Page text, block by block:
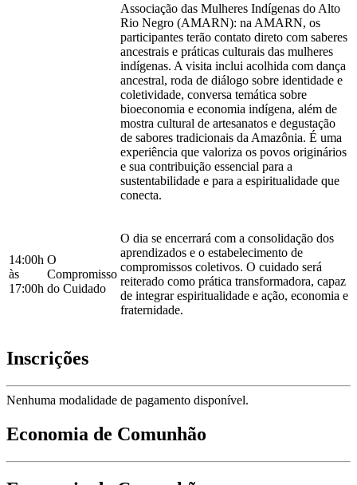
Associação das Mulheres Indígenas do Alto
Rio Negro (AMARN): na AMARN, os
participantes terão contato direto com saberes
ancestrais e práticas culturais das mulheres
indígenas. A visita inclui acolhida com dança
ancestral, roda de diálogo sobre identidade e
coletividade, conversa temática sobre
bioeconomia e economia indígena, além de
mostra cultural de artesanatos e degustação
de sabores tradicionais da Amazônia. É uma
experiência que valoriza os povos originários
e sua contribuição essencial para a
sustentabilidade e para a espiritualidade que
conecta.
14:00h
às
17:00h
O
Compromisso
do Cuidado
O dia se encerrará com a consolidação dos
aprendizados e o estabelecimento de
compromissos coletivos. O cuidado será
reiterado como prática transformadora, capaz
de integrar espiritualidade e ação, economia e
fraternidade.
Inscrições
Nenhuma modalidade de pagamento disponível.
Economia de Comunhão